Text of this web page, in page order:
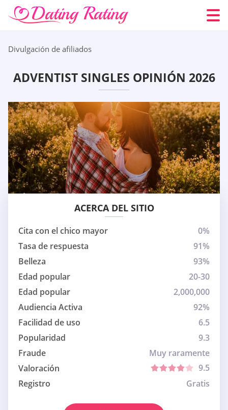
Divulgación de afiliados
ADVENTIST SINGLES OPINIÓN 2026
ACERCA DEL SITIO
Cita con el chico mayor
0%
Tasa de respuesta
91%
Belleza
93%
Edad popular
20-30
Edad popular
2,000,000
Audiencia Activa
92%
Facilidad de uso
6.5
Popularidad
9.3
Fraude
Muy raramente
Valoración
9.5
Registro
Gratis